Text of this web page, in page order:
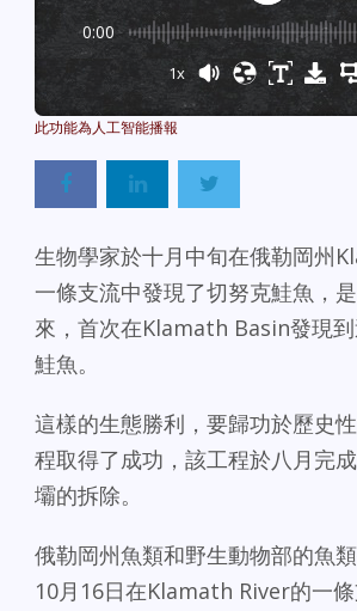
0:00
1x
生物學家於十月中旬在俄勒岡州
一條支流中發現了切努克鮭魚，
來，首次在Klamath Basin發現
鮭魚。
這樣的生態勝利，要歸功於歷史
程取得了成功，該工程於八月完
壩的拆除。
俄勒岡州魚類和野生動物部的魚
10月16日在Klamath River的一